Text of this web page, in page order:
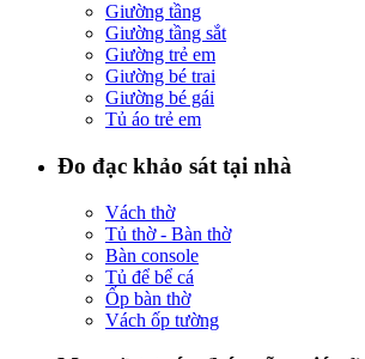
Giường tầng
Giường tầng sắt
Giường trẻ em
Giường bé trai
Giường bé gái
Tủ áo trẻ em
Đo đạc khảo sát tại nhà
Vách thờ
Tủ thờ - Bàn thờ
Bàn console
Tủ để bể cá
Ốp bàn thờ
Vách ốp tường